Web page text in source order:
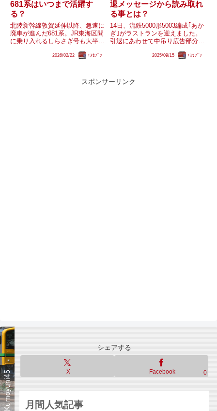
681系はいつまで活躍す
る？
北陸新幹線敦賀延伸以降、急速に
廃車が進んだ681系。JR東海区間
に乗り入れるしらさぎ号も大半が
たが、現時点で681系も0番台3編
2026/02/22 ｴｽｾﾌﾞﾝ
退メッセージから読み取れ
る事とは？
14日、流鉄5000形5003編成｢あか
ぎ｣がラストランを迎えました。
引退にあわせて中吊り広告部分に
されていましたが、その中のメッ
文言が添えられていま...
2025/09/15 ｴｽｾﾌﾞﾝ
スポンサーリンク
シェアする
X Facebook 0
月間人気記事